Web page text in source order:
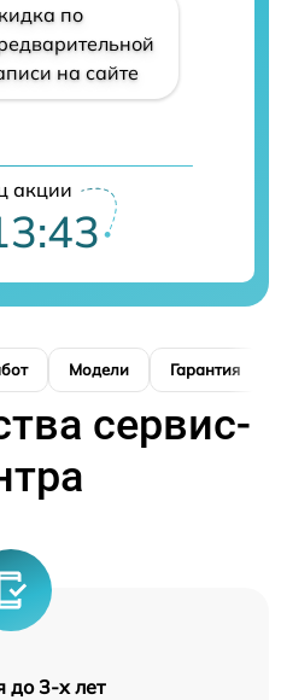
по
на сайте
акции
Модели Гарантия
сервис-
до 3-х лет